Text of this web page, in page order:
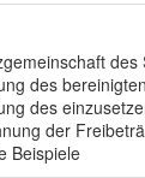
des
des
des
der
Beispiele